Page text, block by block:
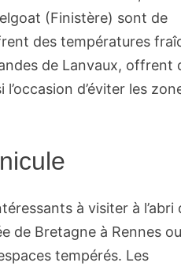
(Finistère) sont de
des températures
de Lanvaux, offrent
d’éviter les
à visiter à l’abri
de Bretagne à Rennes
tempérés. Les